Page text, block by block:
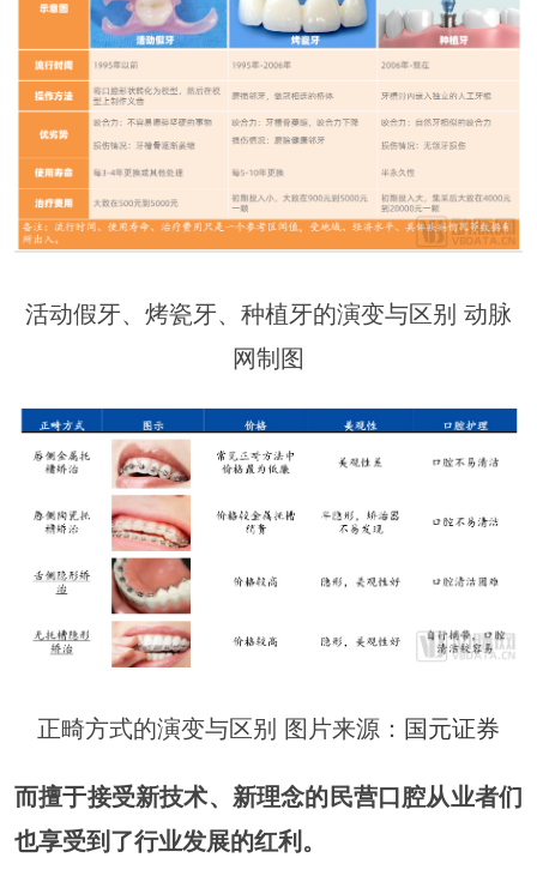
活动假牙、烤瓷牙、种植牙的演变与区别 动脉
网制图
正畸方式的演变与区别 图片来源： 国元证券
而擅于接受新技术、新理念的民营口腔从业者们
也享受到了行业发展的红利。